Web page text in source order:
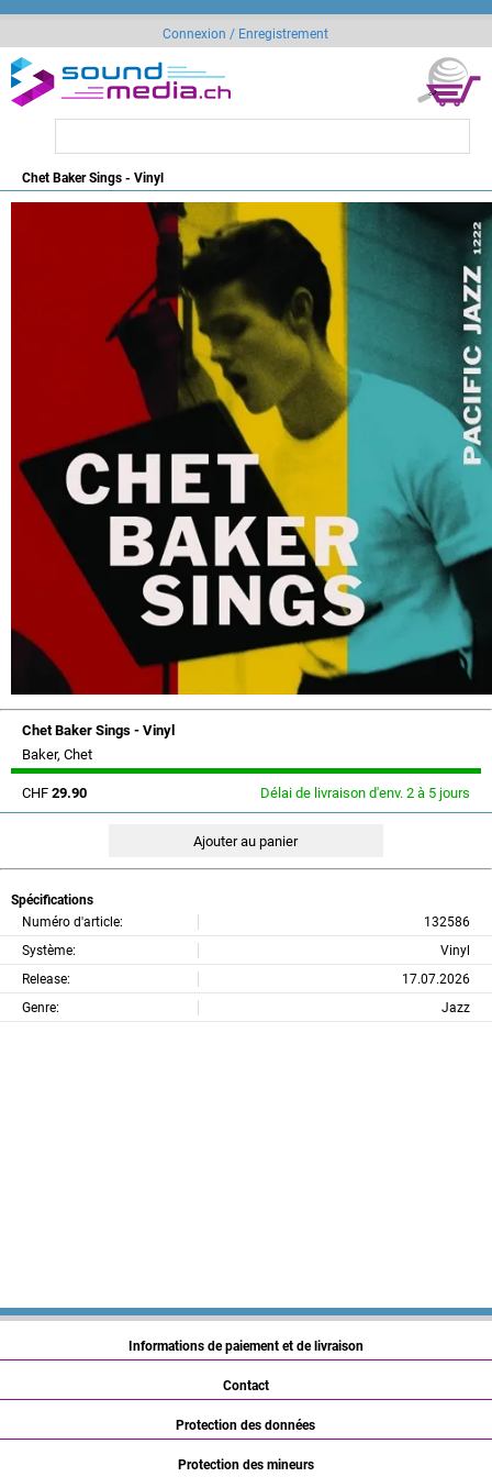
Connexion / Enregistrement
Chet Baker Sings - Vinyl
Chet Baker Sings - Vinyl
Baker, Chet
CHF 29.90 Délai de livraison d'env. 2 à 5 jours
Spécifications
Numéro d'article:
132586
Système:
Vinyl
Release:
17.07.2026
Genre:
Jazz
Informations de paiement et de livraison
Contact
Protection des données
Protection des mineurs